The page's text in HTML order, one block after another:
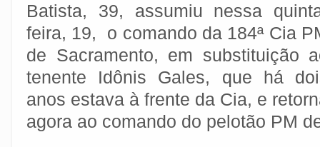
Batista, 39, assumiu nessa
feira, 19, o comando da 184ª Cia
de Sacramento, em substituição
tenente Idônis Gales, que há
anos estava à frente da Cia, e
agora ao comando do pelotão PM